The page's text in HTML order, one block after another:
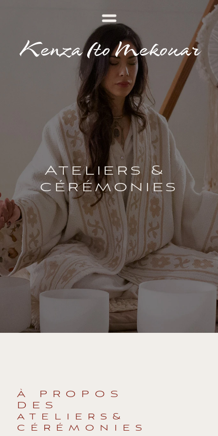
Kenza Ito Mekouar
Ateliers &
cérémonies
À PROPOS
DES
ateliers&
cérémonies